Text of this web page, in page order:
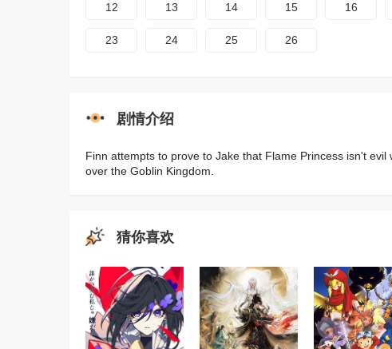
12 13 14 15 16
23 24 25 26
剧情介绍
Finn attempts to prove to Jake that Flame Princess isn't
over the Goblin Kingdom.
猜你喜欢